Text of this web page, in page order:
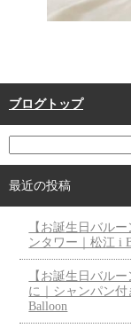
ブログトップ
最近の投稿
【お誕生日バルー
ンタワー｜松江 i
【お誕生日バルー
に｜シャンパン
Balloon